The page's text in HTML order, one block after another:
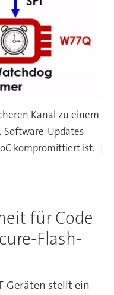
Kanal zu einem
Software-Updates
kompromittiert ist.
für Code
Flash-
Geräten stellt ein